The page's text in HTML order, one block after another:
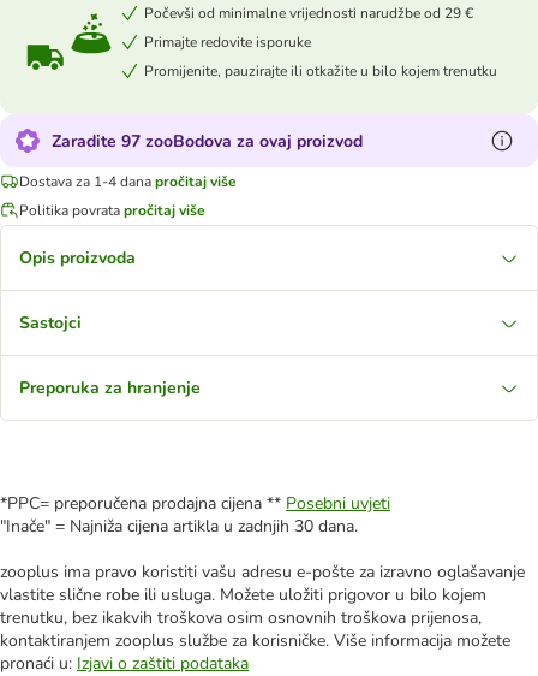
Počevši od minimalne vrijednosti narudžbe od 29 €
Primajte redovite isporuke
Promijenite, pauzirajte ili otkažite u bilo kojem trenutku
Zaradite 97 zooBodova za ovaj proizvod
Dostava za 1-4 danapročitaj više
Politika povratapročitaj više
Opis proizvoda
Sastojci
Preporuka za hranjenje
*PPC= preporučena prodajna cijena ** Posebni uvjeti
"Inače" = Najniža cijena artikla u zadnjih 30 dana.
zooplus ima pravo koristiti vašu adresu e-pošte za izravno oglašavanje
vlastite slične robe ili usluga. Možete uložiti prigovor u bilo kojem
trenutku, bez ikakvih troškova osim osnovnih troškova prijenosa,
kontaktiranjem zooplus službe za korisničke. Više informacija možete
pronaći u: Izjavi o zaštiti podataka